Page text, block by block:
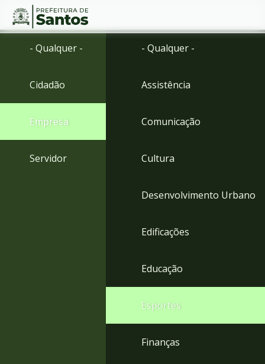
Ir
Ir
menu
Conteúdo
- Qualquer -
Cidadão
Empresa
Servidor
- Qualquer -
Assistência
Comunicação
Cultura
Desenvolvimento Urbano
Edificações
Educação
Esportes
Finanças